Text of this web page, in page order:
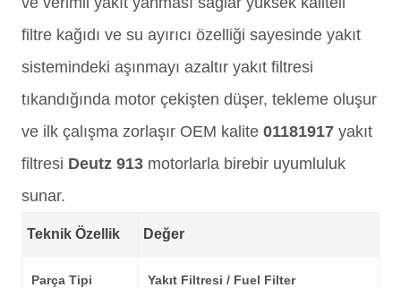
filtre kağıdı ve su ayırıcı özelliği sayesinde yakıt
sistemindeki aşınmayı azaltır yakıt filtresi
tıkandığında motor çekişten düşer, tekleme oluşur
ve ilk çalışma zorlaşır OEM kalite 01181917 yakıt
filtresi Deutz 913 motorlarla birebir uyumluluk
sunar.
Teknik Özellik Değer
Parça Tipi Yakıt Filtresi / Fuel Filter